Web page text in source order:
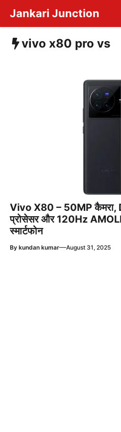
content
Jankari Junction
vivo x80 pro vs
Vivo X80 – 50MP
प्रोसेसर और 120Hz
स्मार्टफोन
By kundan kumar—August 31, 2025